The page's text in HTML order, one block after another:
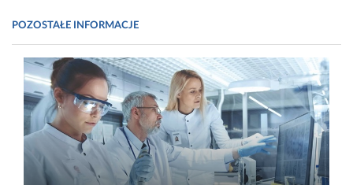
POZOSTAŁE INFORMACJE